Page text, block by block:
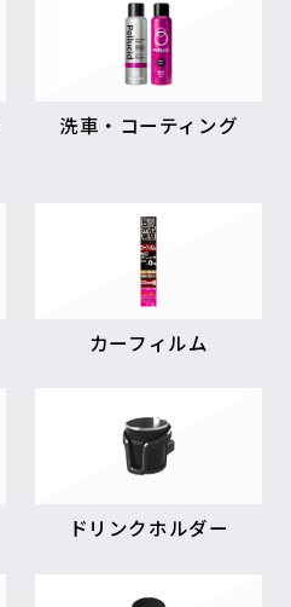
洗車・コーティング
カーフィルム
ドリンクホルダー